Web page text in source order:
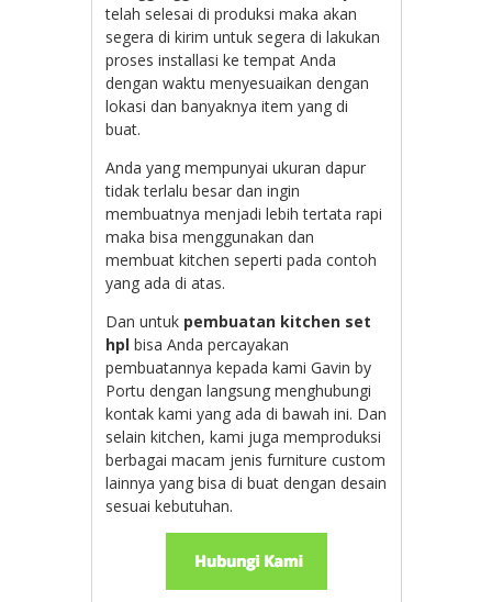
telah selesai di produksi maka akan
segera di kirim untuk segera di lakukan
proses installasi ke tempat Anda
dengan waktu menyesuaikan dengan
lokasi dan banyaknya item yang di
buat.
Anda yang mempunyai ukuran dapur
tidak terlalu besar dan ingin
membuatnya menjadi lebih tertata rapi
maka bisa menggunakan dan
membuat kitchen seperti pada contoh
yang ada di atas.
Dan untuk pembuatan kitchen set
hpl bisa Anda percayakan
pembuatannya kepada kami Gavin by
Portu dengan langsung menghubungi
kontak kami yang ada di bawah ini. Dan
selain kitchen, kami juga memproduksi
berbagai macam jenis furniture custom
lainnya yang bisa di buat dengan desain
sesuai kebutuhan.